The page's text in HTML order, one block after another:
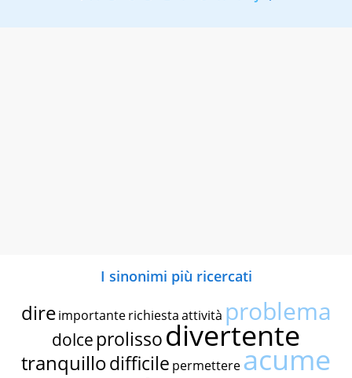
I sinonimi più ricercati
dire importante richiestaattività problema
dolce prolissodivertente
tranquillodifficile permettereacume